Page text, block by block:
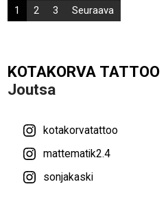
Artikkelien
selaus
1 2 3 Seuraava
KOTAKORVA TATTOO
Joutsa
kotakorvatattoo
mattematik2.4
sonjakaski